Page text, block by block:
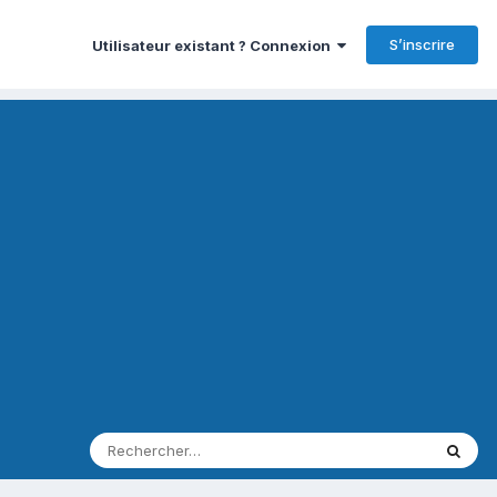
Utilisateur existant ? Connexion S’inscrire